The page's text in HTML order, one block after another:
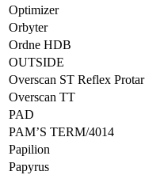
Optimizer
Orbyter
Ordne HDB
OUTSIDE
Overscan ST Reflex Protar
Overscan TT
PAD
PAM’S TERM/4014
Papilion
Papyrus